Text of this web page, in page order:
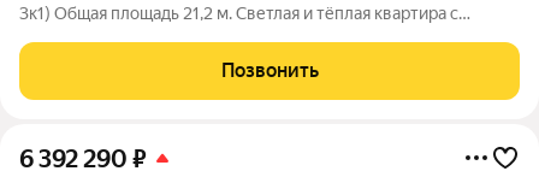
3к1) Общая площадь 21,2 м. Светлая и тёплая квартира с
проживания или сдачи в аренду. О квартире: Не нужно тратить
время и деньги на
Позвонить
6 392 290 ₽